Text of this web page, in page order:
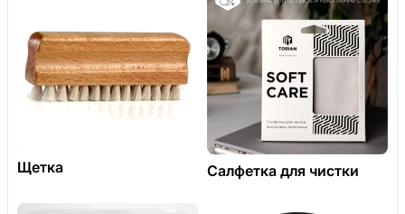
Щетка Салфетка для чистки